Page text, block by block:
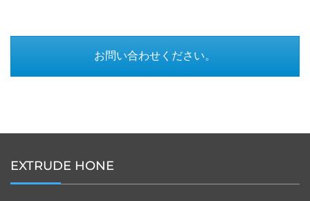
お問い合わせください。
EXTRUDE HONE